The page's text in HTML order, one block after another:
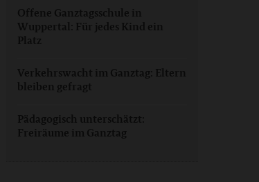
Offene Ganztagsschule in
Wuppertal: Für jedes Kind ein
Platz
Verkehrswacht im Ganztag: Eltern
bleiben gefragt
Pädagogisch unterschätzt:
Freiräume im Ganztag